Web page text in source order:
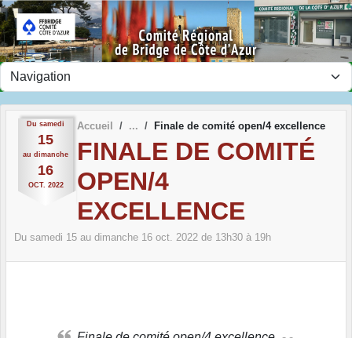
Du samedi
15
au dimanche
16
OCT. 2022
Accueil Finale de comité open/4 excellence
FINALE DE COMITÉ
OPEN/4
EXCELLENCE
Du samedi 15 au dimanche 16 oct. 2022 de 13h30 à 19h
Panneau de gestion des cookies